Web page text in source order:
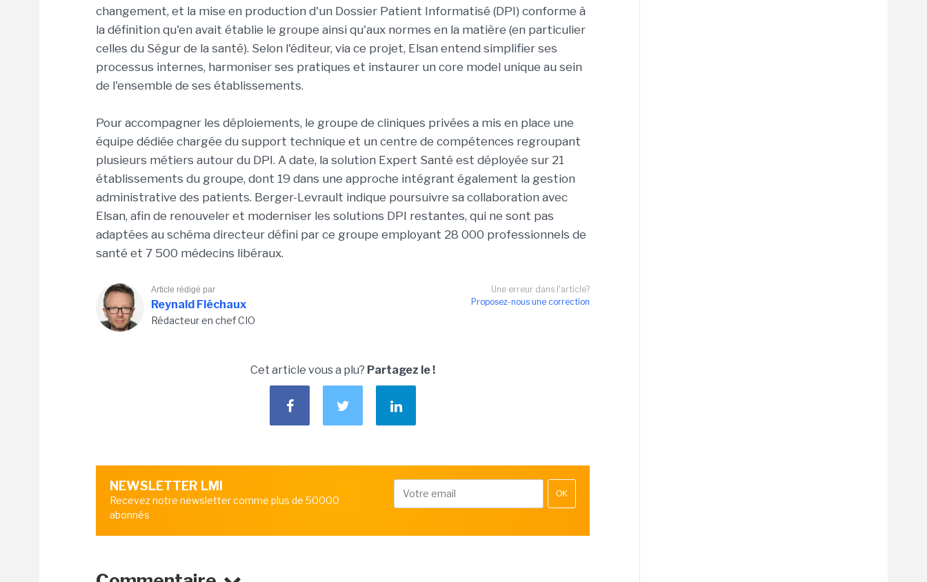
changement, et la mise en production d'un Dossier Patient Informatisé (DPI) conforme à
la définition qu'en avait établie le groupe ainsi qu'aux normes en la matière (en particulier
celles du Ségur de la santé). Selon l'éditeur, via ce projet, Elsan entend simplifier ses
processus internes, harmoniser ses pratiques et instaurer un core model unique au sein
de l'ensemble de ses établissements.
Pour accompagner les déploiements, le groupe de cliniques privées a mis en place une
équipe dédiée chargée du support technique et un centre de compétences regroupant
plusieurs métiers autour du DPI. A date, la solution Expert Santé est déployée sur 21
établissements du groupe, dont 19 dans une approche intégrant également la gestion
administrative des patients. Berger-Levrault indique poursuivre sa collaboration avec
Elsan, afin de renouveler et moderniser les solutions DPI restantes, qui ne sont pas
adaptées au schéma directeur défini par ce groupe employant 28 000 professionnels de
santé et 7 500 médecins libéraux.
Une erreur dans l'article?
Proposez-nous une correction
Article rédigé par
Reynald Fléchaux
Rédacteur en chef CIO
Cet article vous a plu? Partagez le !
NEWSLETTER LMI
Recevez notre newsletter comme plus de 50000
abonnés
OK